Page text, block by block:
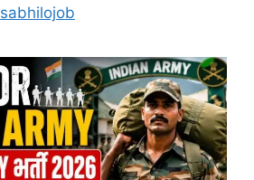
sabhilojob